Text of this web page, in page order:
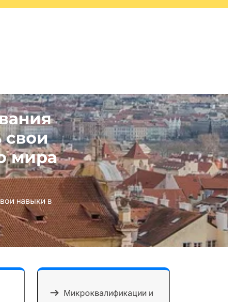
свои
мира
навыки в
Микроквалификации и